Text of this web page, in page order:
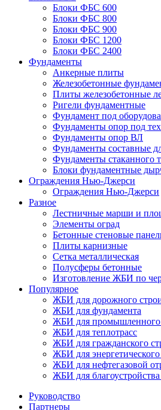
Блоки ФБС 600
Блоки ФБС 800
Блоки ФБС 900
Блоки ФБС 1200
Блоки ФБС 2400
Фундаменты
Анкерные плиты
Железобетонные
Плиты железобетонные
Ригели фундаментные
Фундамент под
Фундаменты опор под
Фундаменты опор ВЛ
Фундаменты составные
Фундаменты стаканного
Блоки фундаментные
Ограждения Нью-Джерси
Ограждения Нью-Джерси
Разное
Лестничные марши и
Элементы оград
Бетонные стеновые
Плиты карнизные
Сетка металлическая
Полусферы бетонные
Изготовление ЖБИ по
Популярное
ЖБИ для дорожного
ЖБИ для фундамента
ЖБИ для промышленного
ЖБИ для теплотрасс
ЖБИ для гражданского
ЖБИ для энергетического
ЖБИ для нефтегазовой
ЖБИ для
Руководство
Партнеры